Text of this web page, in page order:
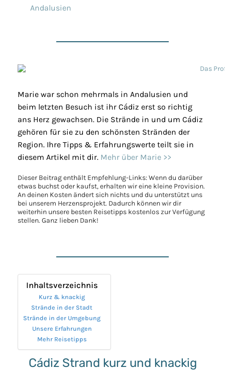
Andalusien
Marie war schon mehrmals in Andalusien und
beim letzten Besuch ist ihr Cádiz erst so richtig
ans Herz gewachsen. Die Strände in und um Cádiz
gehören für sie zu den schönsten Stränden der
Region. Ihre Tipps & Erfahrungswerte teilt sie in
diesem Artikel mit dir. Mehr über Marie >>
Dieser Beitrag enthält Empfehlung-Links: Wenn du darüber
etwas buchst oder kaufst, erhalten wir eine kleine Provision.
An deinen Kosten ändert sich nichts und du unterstützt uns
bei unserem Herzensprojekt. Dadurch können wir dir
weiterhin unsere besten Reisetipps kostenlos zur Verfügung
stellen. Ganz lieben Dank!
Inhaltsverzeichnis
Kurz & knackig
Strände in der Stadt
Strände in der Umgebung
Unsere Erfahrungen
Mehr Reisetipps
Cádiz Strand kurz und knackig